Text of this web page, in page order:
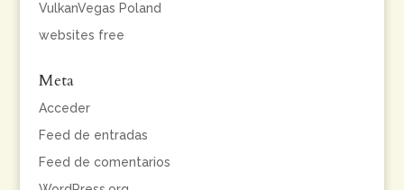
VulkanVegas Poland
websites free
Meta
Acceder
Feed de entradas
Feed de comentarios